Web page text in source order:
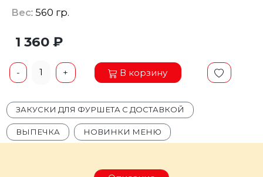
Вес: 560 гр.
1 360 ₽
- 1 + В корзину
ЗАКУСКИ ДЛЯ ФУРШЕТА С ДОСТАВКОЙ
ВЫПЕЧКА НОВИНКИ МЕНЮ